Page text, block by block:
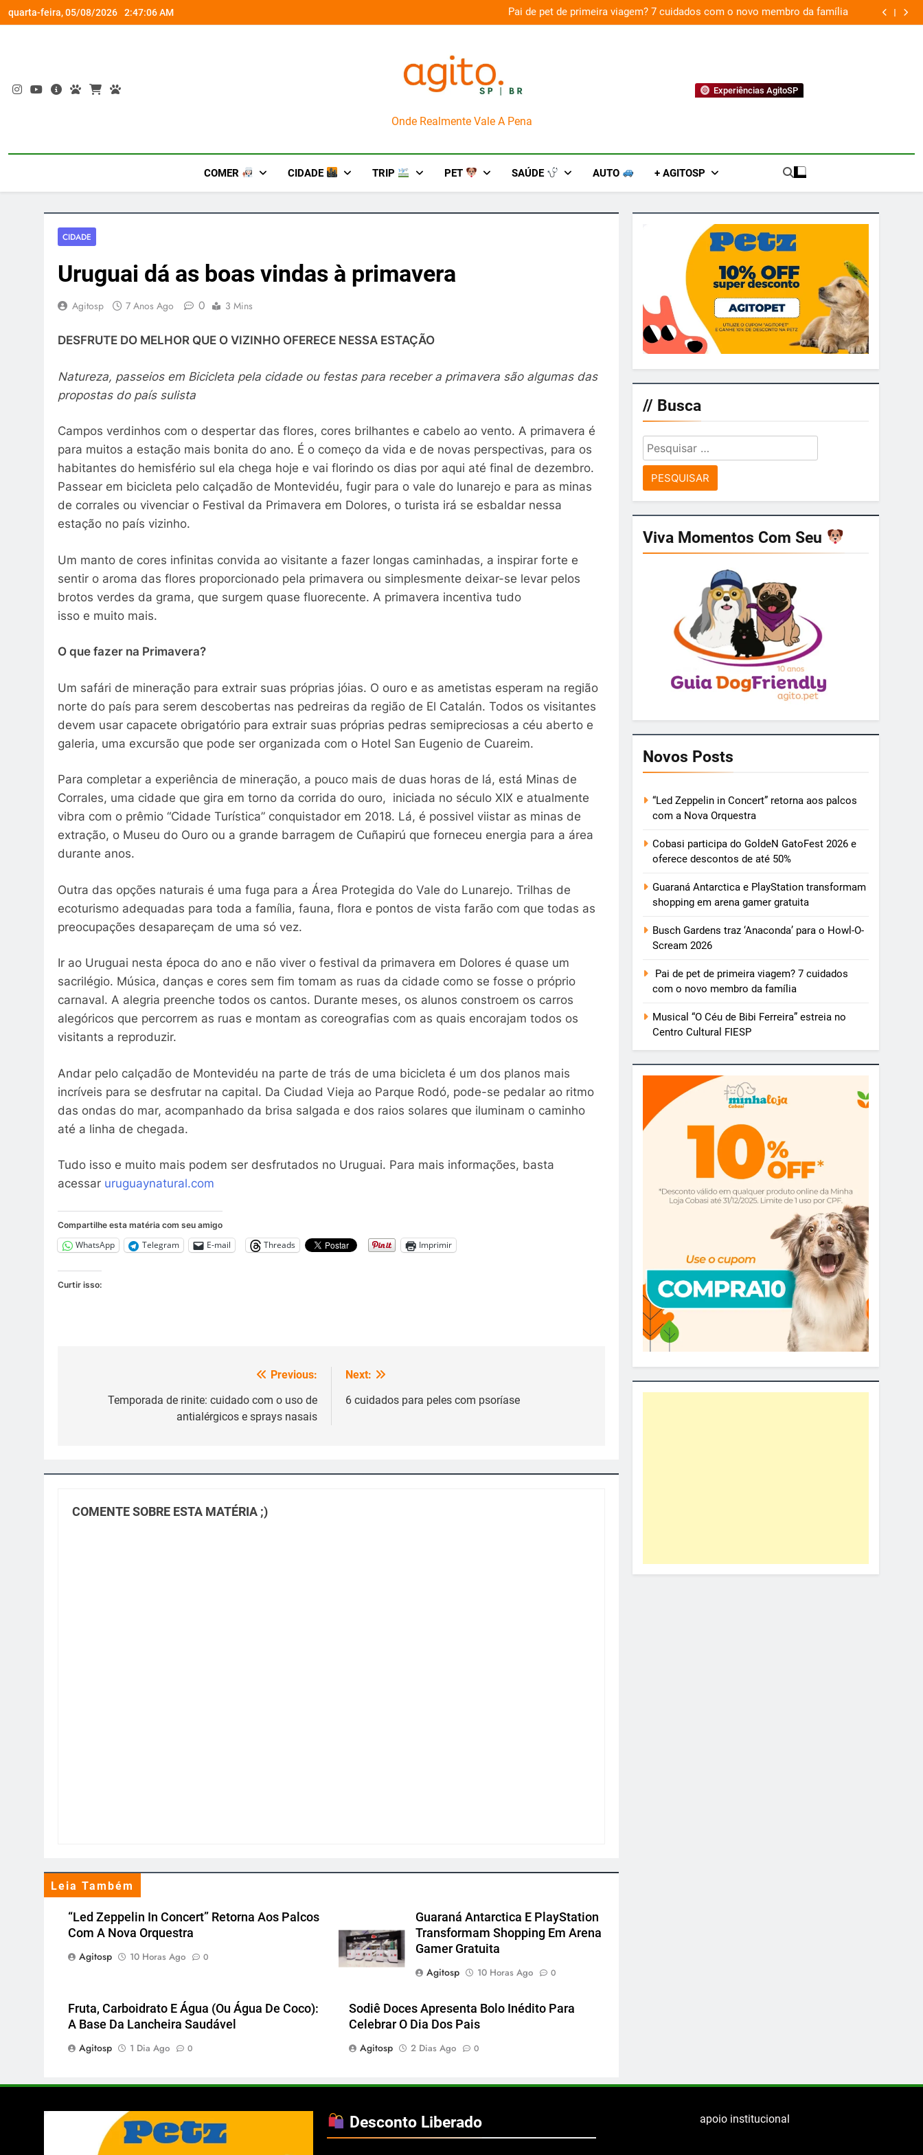
Skip
to
quarta-feira, 05/08/2026 2:47:07 AM
gamer gratuita Pai de pet de primeira viagem? 7 cuidados com o novo membro da família
AgitoSP
Onde Realmente Vale A Pena
Experiências AgitoSP
COMER CIDADE TRIP PET SAÚDE AUTO + AGITOSP
CIDADE
Uruguai dá as boas vindas à primavera
Agitosp 7 Anos Ago 0 3 Mins
DESFRUTE DO MELHOR QUE O VIZINHO OFERECE NESSA ESTAÇÃO
Natureza, passeios em Bicicleta pela cidade ou festas para receber a primavera são algumas das
propostas do país sulista
Campos verdinhos com o despertar das flores, cores brilhantes e cabelo ao vento. A primavera é
para muitos a estação mais bonita do ano. É o começo da vida e de novas perspectivas, para os
habitantes do hemisfério sul ela chega hoje e vai florindo os dias por aqui até final de dezembro.
Passear em bicicleta pelo calçadão de Montevidéu, fugir para o vale do lunarejo e para as minas
de corrales ou vivenciar o Festival da Primavera em Dolores, o turista irá se esbaldar nessa
estação no país vizinho.
Um manto de cores infinitas convida ao visitante a fazer longas caminhadas, a inspirar forte e
sentir o aroma das flores proporcionado pela primavera ou simplesmente deixar-se levar pelos
brotos verdes da grama, que surgem quase fluorecente. A primavera incentiva tudo
isso e muito mais.
O que fazer na Primavera?
Um safári de mineração para extrair suas próprias jóias. O ouro e as ametistas esperam na região
norte do país para serem descobertas nas pedreiras da região de El Catalán. Todos os visitantes
devem usar capacete obrigatório para extrair suas próprias pedras semipreciosas a céu aberto e
galeria, uma excursão que pode ser organizada com o Hotel San Eugenio de Cuareim.
Para completar a experiência de mineração, a pouco mais de duas horas de lá, está Minas de
Corrales, uma cidade que gira em torno da corrida do ouro, iniciada no século XIX e atualmente
vibra com o prêmio “Cidade Turística” conquistador em 2018. Lá, é possivel viistar as minas de
extração, o Museu do Ouro ou a grande barragem de Cuñapirú que forneceu energia para a área
durante anos.
Outra das opções naturais é uma fuga para a Área Protegida do Vale do Lunarejo. Trilhas de
ecoturismo adequadas para toda a família, fauna, flora e pontos de vista farão com que todas as
preocupações desapareçam de uma só vez.
Ir ao Uruguai nesta época do ano e não viver o festival da primavera em Dolores é quase um
sacrilégio. Música, danças e cores sem fim tomam as ruas da cidade como se fosse o próprio
carnaval. A alegria preenche todos os cantos. Durante meses, os alunos constroem os carros
alegóricos que percorrem as ruas e montam as coreografias com as quais encorajam todos os
visitants a reproduzir.
Andar pelo calçadão de Montevidéu na parte de trás de uma bicicleta é um dos planos mais
incríveis para se desfrutar na capital. Da Ciudad Vieja ao Parque Rodó, pode-se pedalar ao ritmo
das ondas do mar, acompanhado da brisa salgada e dos raios solares que iluminam o caminho
até a linha de chegada.
Tudo isso e muito mais podem ser desfrutados no Uruguai. Para mais informações, basta
acessar uruguaynatural.com
Compartilhe esta matéria com seu amigo
WhatsApp Telegram E-mail Threads Imprimir
Curtir isso:
Previous:
Temporada de rinite: cuidado com o uso de
antialérgicos e sprays nasais
Next:
6 cuidados para peles com psoríase
COMENTE SOBRE ESTA MATÉRIA ;)
Leia Também
“Led Zeppelin In Concert” Retorna Aos Palcos
Com A Nova Orquestra
Agitosp
10 Horas Ago 0
Guaraná Antarctica E PlayStation
Transformam Shopping Em Arena
Gamer Gratuita
Agitosp
10 Horas Ago 0
Fruta, Carboidrato E Água (ou Água De Coco):
A Base Da Lancheira Saudável
Agitosp
1 Dia Ago 0
Sodiê Doces Apresenta Bolo Inédito Para
Celebrar O Dia Dos Pais
Agitosp
2 Dias Ago 0
// Busca
Pesquisar
por:
Viva Momentos Com Seu
Novos Posts
“Led Zeppelin in Concert” retorna aos palcos
com a Nova Orquestra
Cobasi participa do GoldeN GatoFest 2026 e
oferece descontos de até 50%
Guaraná Antarctica e PlayStation transformam
shopping em arena gamer gratuita
Busch Gardens traz ‘Anaconda’ para o Howl-O-
Scream 2026
Pai de pet de primeira viagem? 7 cuidados
com o novo membro da família
Musical “O Céu de Bibi Ferreira” estreia no
Centro Cultural FIESP
Desconto Liberado apoio institucional